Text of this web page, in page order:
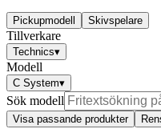
Pickupmodell Skivspelare
Tillverkare
Technics▾
Modell
C System▾
Sök modell
Visa passande produkter